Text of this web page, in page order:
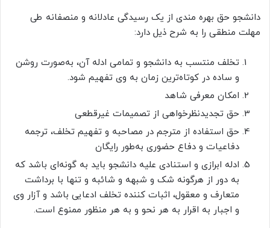
دانشجو حق بهره مندی از یک رسیدگی عادلانه و منصفانه طی
مهلت منطقی را به شرح ذیل دارد:
تخلف منتسب به دانشجو و تمامی ادله آن، به‌صورت روشن
و ساده در کوتاه‌ترین زمان به وی تفهیم شود.
امکان معرفی شاهد
حق تجدیدنظرخواهی از تصمیمات غیرقطعی
حق استفاده از مترجم در مصاحبه و تفهیم تخلف، ترجمه
دفاعیات و دفاع حضوری به‌طور رایگان
ادله ابرازی و استنادی علیه دانشجو باید به گونه‌ای باشد که
به دور از هرگونه شک و شبهه و شائبه و تنها با برداشت
متعارف و معقول، اثبات کننده تخلف ادعایی باشد و آزار وی
و اجبار به اقرار به هر نحو و به هر منظور ممنوع است.